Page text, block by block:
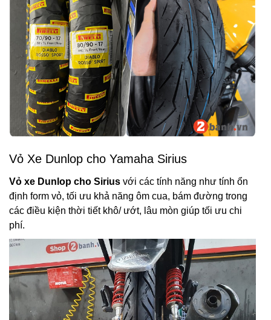
Vỏ Xe Dunlop cho Yamaha Sirius
Vỏ xe Dunlop cho Sirius với các tính năng như tính ổn
định form vỏ, tối ưu khả năng ôm cua, bám đường trong
các điều kiện thời tiết khô/ ướt, lâu mòn giúp tối ưu chi
phí.